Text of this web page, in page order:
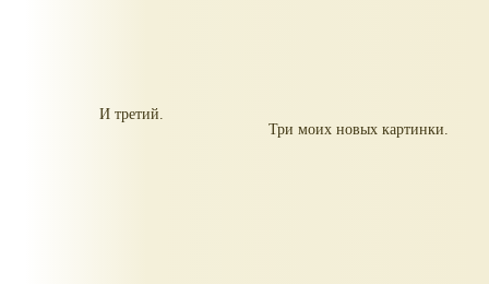
И третий.
Три моих новых картинки.